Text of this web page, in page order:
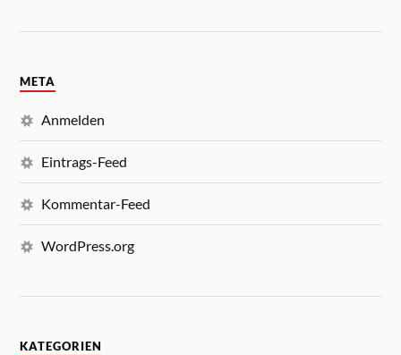
META
Anmelden
Eintrags-Feed
Kommentar-Feed
WordPress.org
KATEGORIEN